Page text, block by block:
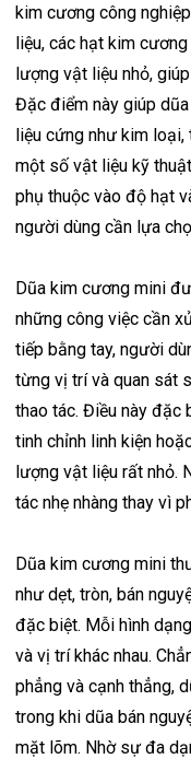
kim cương công
liệu, các hạt kim
lượng vật liệu nhỏ,
Đặc điểm này giúp
liệu cứng như kim loại,
một số vật liệu kỹ
phụ thuộc vào độ hạt
người dùng cần lựa
Dũa kim cương mini
những công việc cần
tiếp bằng tay, người
từng vị trí và quan sát
thao tác. Điều này đặc
tinh chỉnh linh kiện
lượng vật liệu rất nhỏ.
tác nhẹ nhàng thay vì
Dũa kim cương mini
như dẹt, tròn, bán
đặc biệt. Mỗi hình
và vị trí khác nhau.
phẳng và cạnh thẳng,
trong khi dũa bán
mặt lõm. Nhờ sự đa